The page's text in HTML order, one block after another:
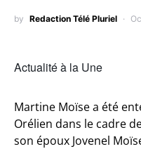
by Redaction Télé Pluriel
Actualité à la Une
Martine Moïse a été
Orélien dans le cadre
son époux Jovenel